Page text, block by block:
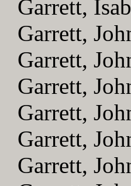
Garrett,
Garrett,
Garrett,
Garrett,
Garrett,
Garrett,
Garrett,